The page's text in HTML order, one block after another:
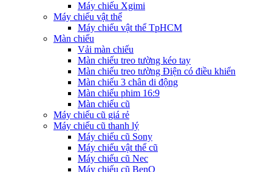
Máy chiếu Xgimi
Máy chiếu vật thể
Máy chiếu vật thể TpHCM
Màn chiếu
Vải màn chiếu
Màn chiếu treo tường kéo tay
Màn chiếu treo tường Điện có điều khiển
Màn chiếu 3 chân di động
Màn chiếu phim 16:9
Màn chiếu cũ
Máy chiếu cũ giá rẻ
Máy chiếu cũ thanh lý
Máy chiếu cũ Sony
Máy chiếu vật thể cũ
Máy chiếu cũ Nec
Máy chiếu cũ BenQ